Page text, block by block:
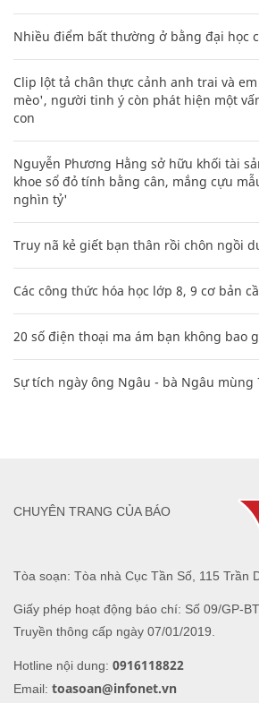
Nhiều điểm bất thường ở bằng đại học
Clip lột tả chân thực cảnh anh trai và
mèo', người tinh ý còn phát hiện một
con
Nguyễn Phương Hằng sở hữu khối tài
khoe sổ đỏ tính bằng cân, mắng cựu
nghìn tỷ'
Truy nã kẻ giết bạn thân rồi chôn ngồi
Các công thức hóa học lớp 8, 9 cơ bản
20 số điện thoại ma ám bạn không bao
Sự tích ngày ông Ngâu - bà Ngâu mùng
Tòa soạn: Tòa nhà Cục Tần Số, 115 Trần
Giấy phép hoạt động báo chí: Số 09/GP-
Truyền thông cấp ngày 07/01/2019.
Hotline nội dung: 0916118822
Email: toasoan@infonet.vn
CHUYÊN TRANG CỦA BÁO